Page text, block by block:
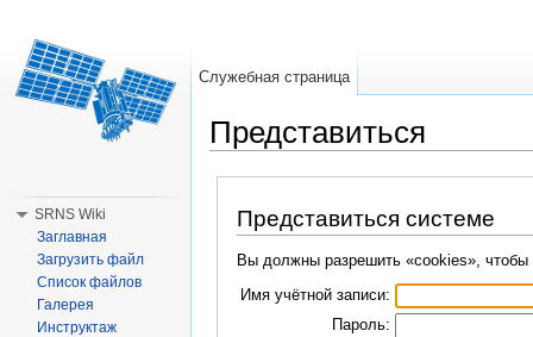
Представиться
Представиться системе
Вы должны разрешить «cookies», чтобы
Имя учётной записи:
Пароль:
Служебная страница
SRNS Wiki
Заглавная
Загрузить файл
Список файлов
Галерея
Инструктаж